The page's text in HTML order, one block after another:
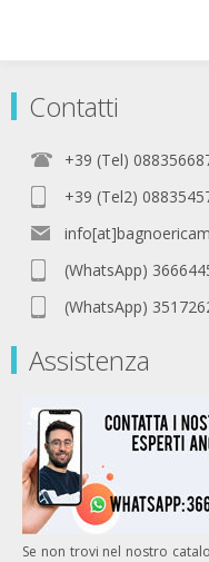
Contatti
+39 (Tel)
+39 (Tel2)
(WhatsApp)
(WhatsApp)
Assistenza
Se non trovi nel nostro